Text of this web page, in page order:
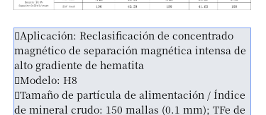
Aplicación: Reclasificación de concentrado
magnético de separación magnética intensa de
alto gradiente de hematita
Modelo: H8
Tamaño de partícula de alimentación / Índice
de mineral crudo: 150 mallas (0.1 mm); TFe de